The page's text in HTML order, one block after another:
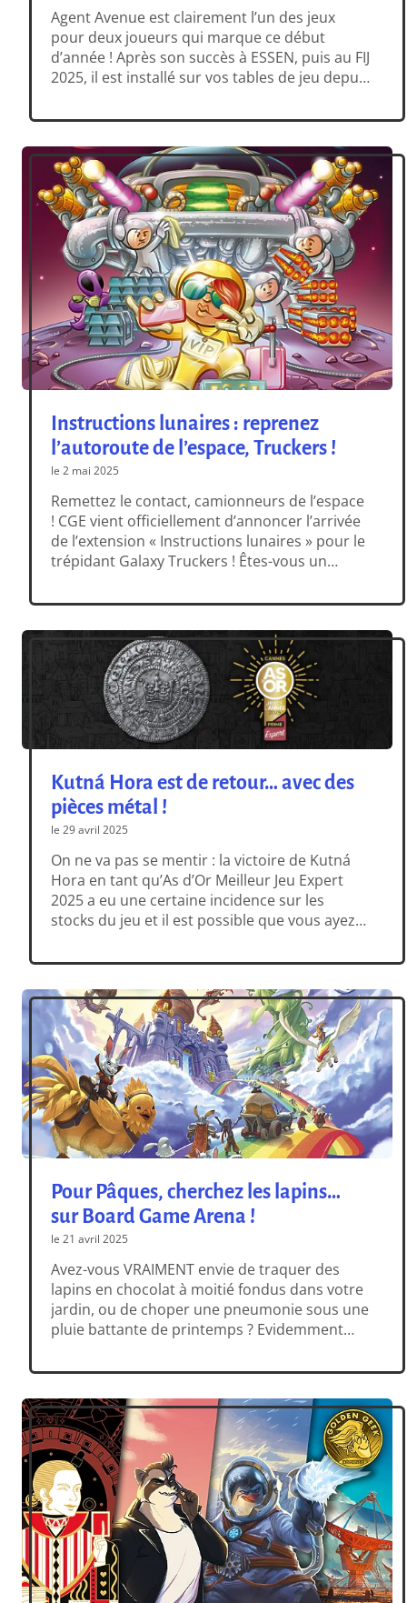
Agent Avenue est clairement l’un des jeux
pour deux joueurs qui marque ce début
d’année ! Après son succès à ESSEN, puis au FIJ
2025, il est installé sur vos tables de jeu depuis
séduire les joueurs, avec des avis Presse aussi
associe avec grand […]
Instructions lunaires : reprenez
l’autoroute de l’espace, Truckers !
le 2 mai 2025
Remettez le contact, camionneurs de l’espace
! CGE vient officiellement d’annoncer l’arrivée
de l’extension « Instructions lunaires » pour le
trépidant Galaxy Truckers ! Êtes-vous un
invétéré ? Si tel est le cas, Corp Incorporated
transport routier ! Mais c’est lunaire ! […]
Kutná Hora est de retour… avec des
pièces métal !
le 29 avril 2025
On ne va pas se mentir : la victoire de Kutná
Hora en tant qu’As d’Or Meilleur Jeu Expert
2025 a eu une certaine incidence sur les
stocks du jeu et il est possible que vous ayez
vous aurez de facto compris que OUI, […]
Pour Pâques, cherchez les lapins…
sur Board Game Arena !
le 21 avril 2025
Avez-vous VRAIMENT envie de traquer des
lapins en chocolat à moitié fondus dans votre
jardin, ou de choper une pneumonie sous une
pluie battante de printemps ? Evidemment
alternative particulièrement judicieuse : jouer
pourquoi spécifiquement maintenant, allez-
vous me […]